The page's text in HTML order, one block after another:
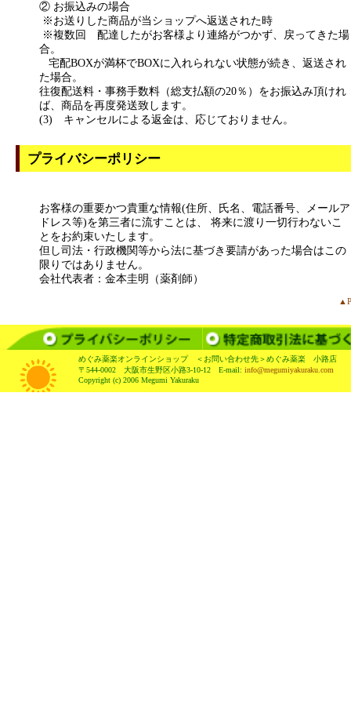
② お振込みの場合
※お送りした商品が当ショップへ返送された時
※複数回 配達したがお客様より連絡がつかず、戻ってきた場
合。
宅配BOXが満杯でBOXに入れられない状態が続き、返送され
た場合。
往復配送料・事務手数料（総支払額の20％）をお振込み頂けれ
ば、商品を再度発送致します。
(3) キャンセルによる返金は、応じておりません。
プライバシーポリシー
お客様の重要かつ貴重な情報(住所、氏名、電話番号、メールア
ドレス等)を第三者に流すことは、 将来に渡り一切行わないこ
とをお約束いたします。
但し司法・行政機関等から法に基づき要請があった場合はこの
限りではありません。
会社代表者：金本圭明（薬剤師）
めぐみ薬楽オンラインショップ ＜お問い合わせ先＞めぐみ薬楽 小路店
〒544-0002 大阪市生野区小路3-10-12 E-mail: info@megumiyakuraku.com
Copyright (c) 2006 Megumi Yakuraku